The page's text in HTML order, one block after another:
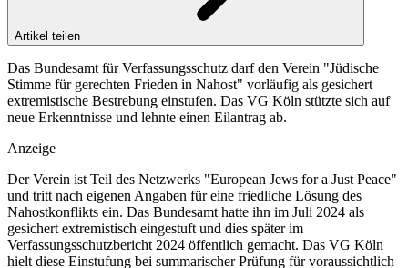
Artikel teilen
Das Bundesamt für Verfassungsschutz darf den Verein "Jüdische
Stimme für gerechten Frieden in Nahost" vorläufig als gesichert
extremistische Bestrebung einstufen. Das VG Köln stützte sich auf
neue Erkenntnisse und lehnte einen Eilantrag ab.
Anzeige
Der Verein ist Teil des Netzwerks "European Jews for a Just Peace"
und tritt nach eigenen Angaben für eine friedliche Lösung des
Nahostkonflikts ein. Das Bundesamt hatte ihn im Juli 2024 als
gesichert extremistisch eingestuft und dies später im
Verfassungsschutzbericht 2024 öffentlich gemacht. Das VG Köln
hielt diese Einstufung bei summarischer Prüfung für voraussichtlich